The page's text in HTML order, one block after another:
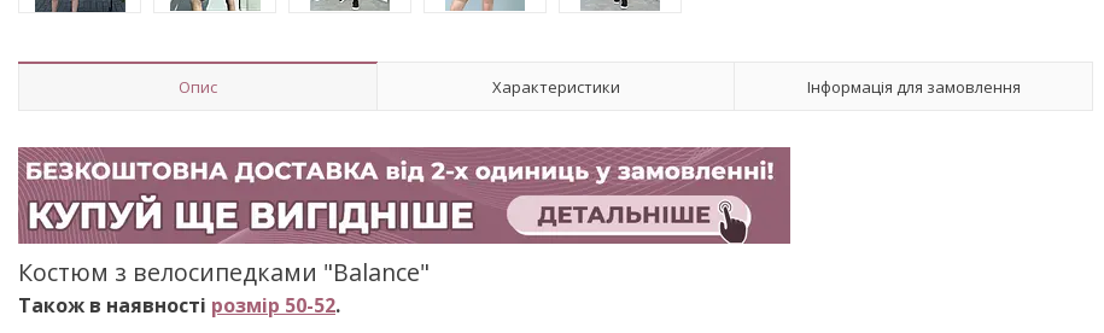
Опис Характеристики Інформація для замовлення
Костюм з велосипедками "Balance"
Також в наявності розмір 50-52.